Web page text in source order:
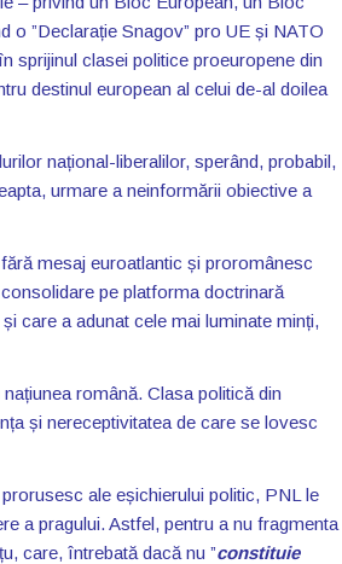
o ”Declarație Snagov” pro UE și NATO
sprijinul clasei politice proeuropene din
destinul european al celui de-al doilea
național-liberalilor, sperând, probabil,
urmare a neinformării obiective a
mesaj euroatlantic și proromânesc
pe platforma doctrinară
care a adunat cele mai luminate minți,
română. Clasa politică din
și nereceptivitatea de care se lovesc
ale eșichierului politic, PNL le
a pragului. Astfel, pentru a nu fragmenta
care, întrebată dacă nu ”constituie